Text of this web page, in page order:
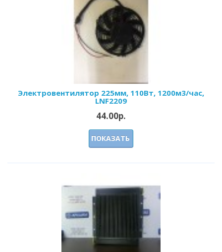
Электровентилятор 225мм, 110Вт, 1200м3/час,
LNF2209
44.00р.
ПОКАЗАТЬ